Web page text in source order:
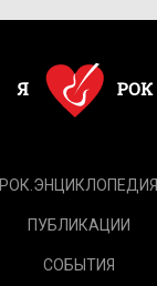
РОК.ЭНЦИКЛОПЕДИЯ
ПУБЛИКАЦИИ
СОБЫТИЯ